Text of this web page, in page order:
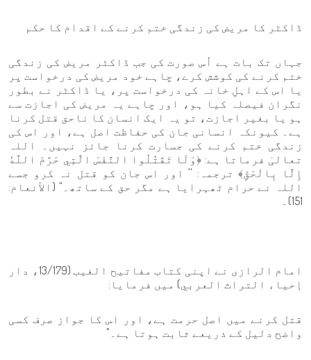
ڈاکٹر کا مریض کی زندگی ختم کرنے کے اقدام کا حکم
جہاں تک بات ہے اُس صورت کی جب ڈاکٹر مریض کی زندگی
ختم کرنے کی کوشش کرے، چاہے خود مریض کی درخواست پر
یا اس کے اہلِ خانہ کی درخواست پر، یا ڈاکٹر نے بطور
نگران فیصلہ کیا ہو، اور چاہے یہ مریض کی اجازت سے
ہو یا بغیر اجازت، تو یہ ایک انسان کا ناحق قتل کرنا
ہے۔ کیونکہ انسانی جان کی حفاظت اصل ہے، اور اس کی
زندگی ختم کرنے کی جسارت کرنا جائز نہیں۔ اللہ
تعالیٰ فرماتا ہے: ﴿وَلَا تَقْتُلُوا النَّفْسَ الَّتِي حَرَّمَ اللَّهُ
إِلَّا بِالْحَقِّ﴾ ترجمہ: '' اور اس جان کو قتل نہ کرو جسے
اللہ نے حرام ٹھہرایا ہے مگر حق کے ساتھ۔" (الأنعام:
151)۔
امام الرازی نے اپنی کتاب مفاتیح الغیب (13/179، دار
إحياء التراث العربي) میں فرمایا:
قتل کرنے میں اصل حرمت ہے، اور اس کا جواز صرف کسی
واضح دلیل کے ذریعے ثابت ہوتا ہے۔"